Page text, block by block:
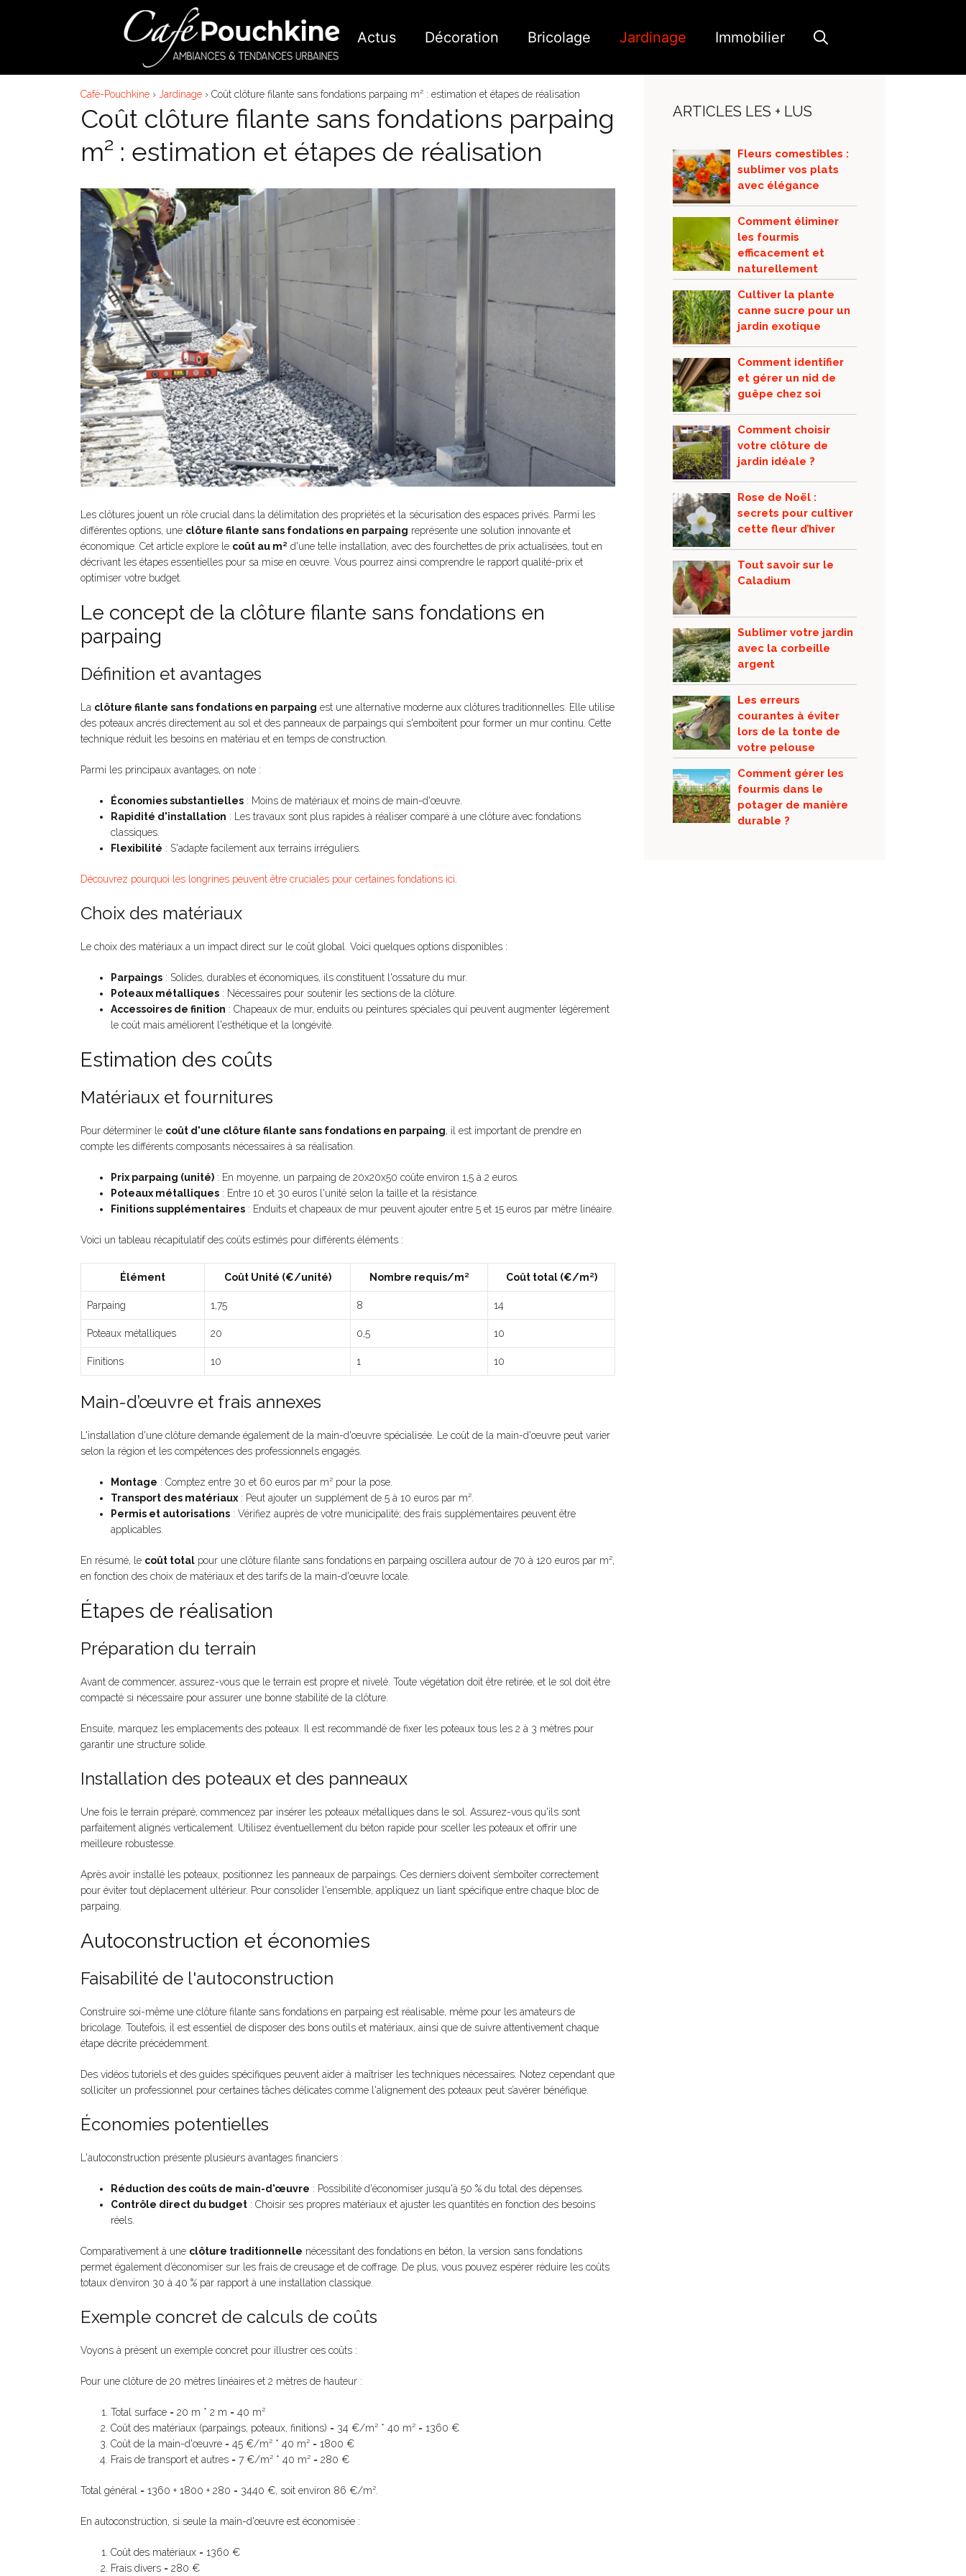
Actus Décoration Bricolage Jardinage Immobilier
Café-Pouchkine › Jardinage › Coût clôture filante sans fondations parpaing m² : estimation et étapes de réalisation
Coût clôture filante sans fondations parpaing
m² : estimation et étapes de réalisation
Les clôtures jouent un rôle crucial dans la délimitation des propriétés et la sécurisation des espaces privés. Parmi les
différentes options, une clôture filante sans fondations en parpaing représente une solution innovante et
économique. Cet article explore le coût au m² d'une telle installation, avec des fourchettes de prix actualisées, tout en
décrivant les étapes essentielles pour sa mise en œuvre. Vous pourrez ainsi comprendre le rapport qualité-prix et
optimiser votre budget.
Le concept de la clôture filante sans fondations en
parpaing
Définition et avantages
La clôture filante sans fondations en parpaing est une alternative moderne aux clôtures traditionnelles. Elle utilise
des poteaux ancrés directement au sol et des panneaux de parpaings qui s'emboîtent pour former un mur continu. Cette
technique réduit les besoins en matériau et en temps de construction.
Parmi les principaux avantages, on note :
Économies substantielles : Moins de matériaux et moins de main-d'œuvre.
Rapidité d'installation : Les travaux sont plus rapides à réaliser comparé à une clôture avec fondations
classiques.
Flexibilité : S'adapte facilement aux terrains irréguliers.
Découvrez pourquoi les longrines peuvent être cruciales pour certaines fondations ici
Choix des matériaux
Le choix des matériaux a un impact direct sur le coût global. Voici quelques options disponibles :
Parpaings : Solides, durables et économiques, ils constituent l'ossature du mur.
Poteaux métalliques : Nécessaires pour soutenir les sections de la clôture.
Accessoires de finition : Chapeaux de mur, enduits ou peintures spéciales qui peuvent augmenter légèrement
le coût mais améliorent l'esthétique et la longévité.
Estimation des coûts
Matériaux et fournitures
Pour déterminer le coût d'une clôture filante sans fondations en parpaing, il est important de prendre en
compte les différents composants nécessaires à sa réalisation.
Prix parpaing (unité) : En moyenne, un parpaing de 20x20x50 coûte environ 1,5 à 2 euros.
Poteaux métalliques : Entre 10 et 30 euros l'unité selon la taille et la résistance.
Finitions supplémentaires : Enduits et chapeaux de mur peuvent ajouter entre 5 et 15 euros par mètre linéaire.
Voici un tableau récapitulatif des coûts estimés pour différents éléments :
Élément Coût Unité (€/unité) Nombre requis/m² Coût total (€/m²)
Parpaing 1,75 8 14
Poteaux métalliques 20 0,5 10
Finitions 10 1 10
Main-d’œuvre et frais annexes
L'installation d'une clôture demande également de la main-d'œuvre spécialisée. Le coût de la main-d'œuvre peut varier
selon la région et les compétences des professionnels engagés.
Montage : Comptez entre 30 et 60 euros par m² pour la pose.
Transport des matériaux : Peut ajouter un supplément de 5 à 10 euros par m².
Permis et autorisations : Vérifiez auprès de votre municipalité; des frais supplémentaires peuvent être
applicables.
En résumé, le coût total pour une clôture filante sans fondations en parpaing oscillera autour de 70 à 120 euros par m²,
en fonction des choix de matériaux et des tarifs de la main-d'œuvre locale.
Étapes de réalisation
Préparation du terrain
Avant de commencer, assurez-vous que le terrain est propre et nivelé. Toute végétation doit être retirée, et le sol doit être
compacté si nécessaire pour assurer une bonne stabilité de la clôture.
Ensuite, marquez les emplacements des poteaux. Il est recommandé de fixer les poteaux tous les 2 à 3 mètres pour
garantir une structure solide.
Installation des poteaux et des panneaux
Une fois le terrain préparé, commencez par insérer les poteaux métalliques dans le sol. Assurez-vous qu'ils sont
parfaitement alignés verticalement. Utilisez éventuellement du béton rapide pour sceller les poteaux et offrir une
meilleure robustesse.
Après avoir installé les poteaux, positionnez les panneaux de parpaings. Ces derniers doivent s’emboîter correctement
pour éviter tout déplacement ultérieur. Pour consolider l'ensemble, appliquez un liant spécifique entre chaque bloc de
parpaing.
Autoconstruction et économies
Faisabilité de l'autoconstruction
Construire soi-même une clôture filante sans fondations en parpaing est réalisable, même pour les amateurs de
bricolage. Toutefois, il est essentiel de disposer des bons outils et matériaux, ainsi que de suivre attentivement chaque
étape décrite précédemment.
Des vidéos tutoriels et des guides spécifiques peuvent aider à maîtriser les techniques nécessaires. Notez cependant que
solliciter un professionnel pour certaines tâches délicates comme l'alignement des poteaux peut s’avérer bénéfique.
Économies potentielles
L'autoconstruction présente plusieurs avantages financiers :
Réduction des coûts de main-d'œuvre : Possibilité d'économiser jusqu'à 50 % du total des dépenses.
Contrôle direct du budget : Choisir ses propres matériaux et ajuster les quantités en fonction des besoins
réels.
Comparativement à une clôture traditionnelle nécessitant des fondations en béton, la version sans fondations
permet également d’économiser sur les frais de creusage et de coffrage. De plus, vous pouvez espérer réduire les coûts
totaux d’environ 30 à 40 % par rapport à une installation classique.
Exemple concret de calculs de coûts
Voyons à présent un exemple concret pour illustrer ces coûts :
Pour une clôture de 20 mètres linéaires et 2 mètres de hauteur :
Total surface = 20 m * 2 m = 40 m²
Coût des matériaux (parpaings, poteaux, finitions) = 34 €/m² * 40 m² = 1360 €
Coût de la main-d'œuvre = 45 €/m² * 40 m² = 1800 €
Frais de transport et autres = 7 €/m² * 40 m² = 280 €
Total général = 1360 + 1800 + 280 = 3440 €, soit environ 86 €/m².
En autoconstruction, si seule la main-d'œuvre est économisée :
Coût des matériaux = 1360 €
Frais divers = 280 €
ARTICLES LES + LUS
Fleurs comestibles :
sublimer vos plats
avec élégance
Comment éliminer
les fourmis
efficacement et
naturellement
Cultiver la plante
canne sucre pour un
jardin exotique
Comment identifier
et gérer un nid de
guêpe chez soi
Comment choisir
votre clôture de
jardin idéale ?
Rose de Noël :
secrets pour cultiver
cette fleur d’hiver
Tout savoir sur le
Caladium
Sublimer votre jardin
avec la corbeille
argent
Les erreurs
courantes à éviter
lors de la tonte de
votre pelouse
Comment gérer les
fourmis dans le
potager de manière
durable ?